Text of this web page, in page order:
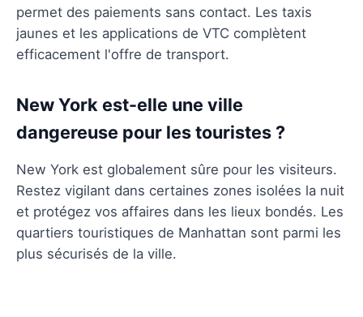
permet des paiements sans contact. Les taxis
jaunes et les applications de VTC complètent
efficacement l'offre de transport.
New York est-elle une ville
dangereuse pour les touristes ?
New York est globalement sûre pour les visiteurs.
Restez vigilant dans certaines zones isolées la nuit
et protégez vos affaires dans les lieux bondés. Les
quartiers touristiques de Manhattan sont parmi les
plus sécurisés de la ville.